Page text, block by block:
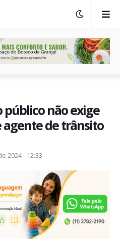
público não exige
agente de trânsito
2024 - 12:33